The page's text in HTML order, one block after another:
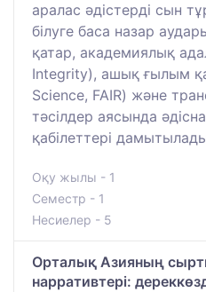
аралас әдістерді сын
білуге баса назар
қатар, академиялық
Integrity), ашық ғылым
Science, FAIR) және
тәсілдер аясында
қабілеттері
Оқу жылы - 1
Семестр - 1
Несиелер - 5
Орталық Азияның
нарративтері: